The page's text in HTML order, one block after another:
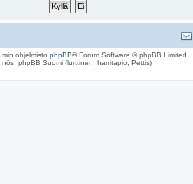
ohjelmisto phpBB® Forum Software © phpBB Limited
phpBB Suomi (lurttinen, harritapio, Pettis)